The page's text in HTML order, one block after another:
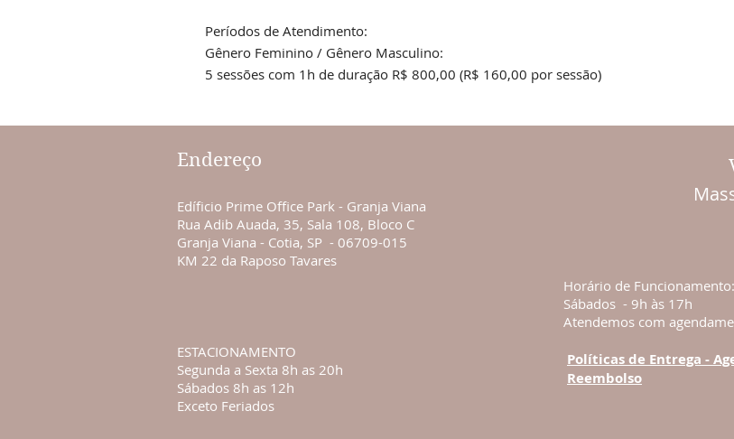
Períodos de Atendimento:
Gênero Feminino / Gênero Masculino:
5 sessões com 1h de duração R$ 800,00 (R$ 160,00 por sessão)
Endereço
Edíficio Prime Office Park - Granja Viana
Rua Adib Auada, 35, Sala 108, Bloco C
Granja Viana - Cotia, SP - 06709-015
KM 22 da Raposo Tavares
Horário de
Sábados - 9h às 17h
Atendemos com
ESTACIONAMENTO
Segunda a Sexta 8h as 20h
Sábados 8h as 12h
Exceto Feriados
Políticas de Entrega -
Reembolso